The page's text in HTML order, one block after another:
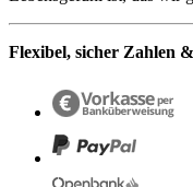
Flexibel, sicher Zahlen